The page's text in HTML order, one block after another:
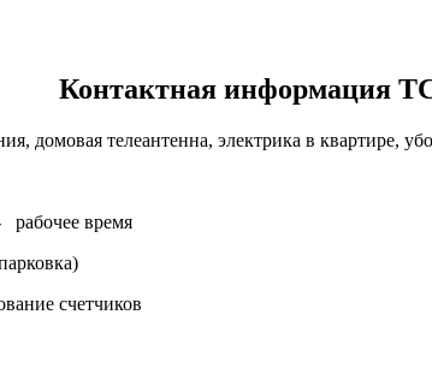
Контактная информация
телеантенна, электрика в квартире,
рабочее время
счетчиков